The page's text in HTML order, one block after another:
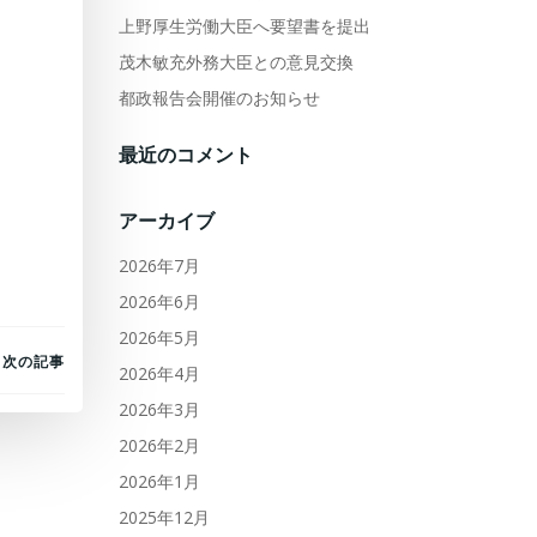
次の記事
上野厚生労働大臣へ要望書を提出
茂木敏充外務大臣との意見交換
都政報告会開催のお知らせ
最近のコメント
アーカイブ
2026年7月
2026年6月
2026年5月
2026年4月
2026年3月
2026年2月
2026年1月
2025年12月